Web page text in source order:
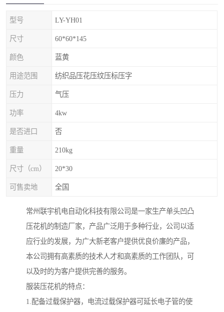
型号 LY-YH01
尺寸 60*60*145
颜色 蓝黄
用途范围 纺织品压花压纹压标压字
压力 气压
功率 4kw
是否进口 否
重量 210kg
尺寸（cm） 20*30
可售卖地 全国
常州联宇机电自动化科技有限公司是一家生产单头凹凸
压花机的制造厂家，产品广泛用于多种行业，公司以适
应行业的发展，为广大新老客户提供优良价廉的产品，
本公司拥有高素质的技术人才和高素质的工作团队，可
以及时的为客户提供完善的服务。
服装压花机的特点：
1.配备过载保护器，电流过载保护器可延长电子管的使